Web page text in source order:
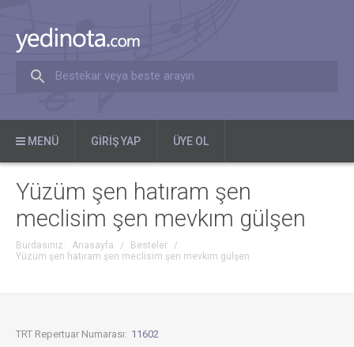
Bestekar veya beste arayın
MENÜ GIRIŞ YAP ÜYE OL
Yüzüm şen hatıram şen
meclisim şen mevkım gülşen
Burdasınız: Anasayfa / Besteler
/
Yüzüm şen hatıram şen meclisim şen mevkım gülşen
TRT Repertuar Numarası: 11602